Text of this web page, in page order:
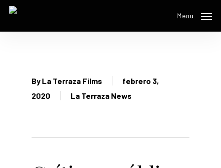
Skip
Menu
By La Terraza Films
febrero 3,
2020
La Terraza News